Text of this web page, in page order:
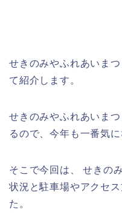
せきのみやふれあいま
て紹介します。
せきのみやふれあいま
るので、今年も一番気
そこで今回は、 せきの
状況と駐車場やアクセ
た。